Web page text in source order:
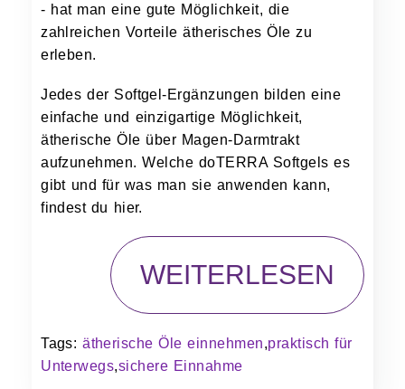
- hat man eine gute Möglichkeit, die
zahlreichen Vorteile ätherisches Öle zu
erleben.
Jedes der Softgel-Ergänzungen bilden eine
einfache und einzigartige Möglichkeit,
ätherische Öle über Magen-Darmtrakt
aufzunehmen. Welche doTERRA Softgels es
gibt und für was man sie anwenden kann,
findest du hier.
WEITERLESEN
Tags:ätherische Öle einnehmen,praktisch für
Unterwegs,sichere Einnahme